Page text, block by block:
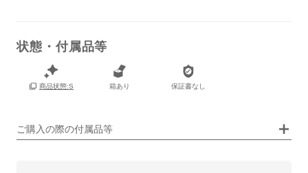
状態・付属品等
商品状態:S 箱あり 保証書なし
ご購入の際の付属品等